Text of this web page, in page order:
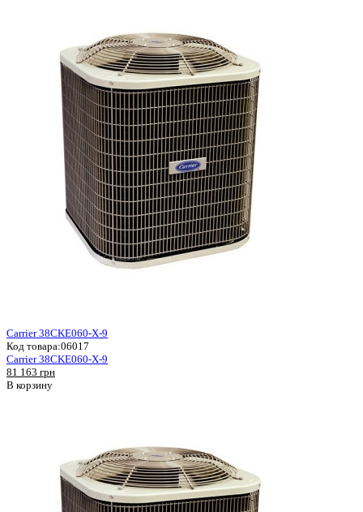
Carrier 38CKE060-X-9
Код товара:06017
Carrier 38CKE060-X-9
81 163 грн
В корзину